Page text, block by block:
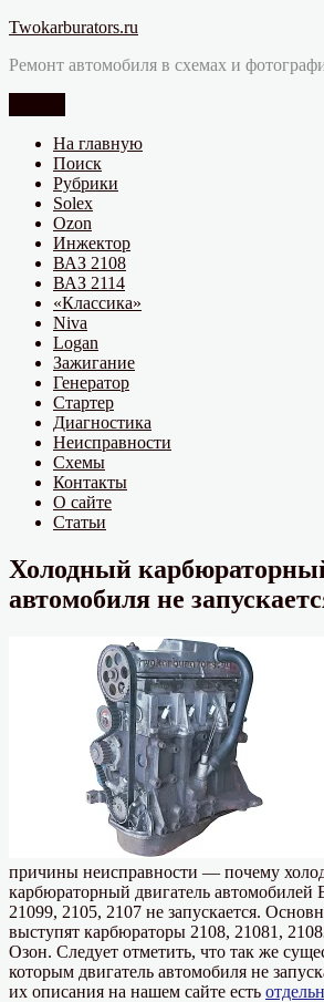
Перейти
содержимому
Twokarburators.ru
Ремонт автомобиля в схемах и
На главную
Поиск
Рубрики
Solex
Ozon
Инжектор
ВАЗ 2108
ВАЗ 2114
«Классика»
Niva
Logan
Зажигание
Генератор
Стартер
Диагностика
Неисправности
Схемы
Контакты
О сайте
Статьи
Холодный
автомобиля не
причины неисправности — почему
карбюраторный двигатель автомобилей
21099, 2105, 2107 не запускается.
выступят карбюраторы 2108, 21081,
Озон. Следует отметить, что так же
которым двигатель автомобиля не
их описания на нашем сайте есть